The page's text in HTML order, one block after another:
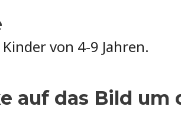
von 4-9 Jahren.
auf das Bild um